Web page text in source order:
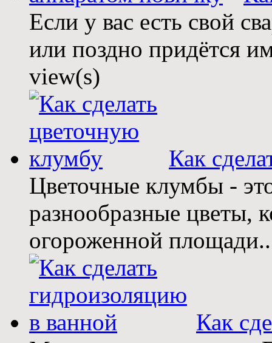
Если у вас есть свой
или поздно придётся
view(s)
Как
Цветочные клумбы -
разнообразные цветы,
огороженной
Как